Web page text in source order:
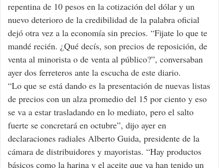
repentina de 10 pesos en la cotización del dólar y un
nuevo deterioro de la credibilidad de la palabra oficial
dejó otra vez a la economía sin precios. “Fijate lo que te
mandé recién. ¿Qué decís, son precios de reposición, de
venta al minorista o de venta al público?”, conversaban
ayer dos ferreteros ante la escucha de este diario.
“Lo que se está dando es la presentación de nuevas listas
de precios con un alza promedio del 15 por ciento y eso
se va a estar trasladando en lo mediato, pero el salto
fuerte se concretará en octubre”, dijo ayer en
declaraciones radiales Alberto Guida, presidente de la
cámara de distribuidores y mayoristas. “Hay productos
básicos como la harina y el aceite que ya han tenido un